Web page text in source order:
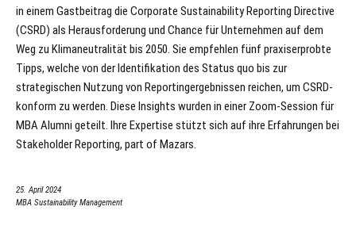
in einem Gastbeitrag die Corporate Sustainability Reporting Directive
(CSRD) als Herausforderung und Chance für Unternehmen auf dem
Weg zu Klimaneutralität bis 2050. Sie empfehlen fünf praxiserprobte
Tipps, welche von der Identifikation des Status quo bis zur
strategischen Nutzung von Reportingergebnissen reichen, um CSRD-
konform zu werden. Diese Insights wurden in einer Zoom-Session für
MBA Alumni geteilt. Ihre Expertise stützt sich auf ihre Erfahrungen bei
Stakeholder Reporting, part of Mazars.
25. April 2024
MBA Sustainability Management